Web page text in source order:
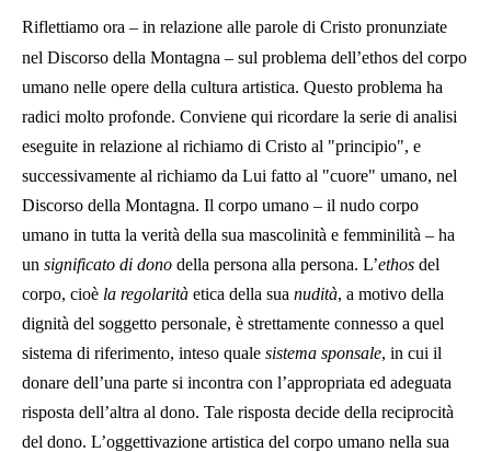
Riflettiamo ora – in relazione alle parole di Cristo pronunziate
nel Discorso della Montagna – sul problema dell’ethos del corpo
umano nelle opere della cultura artistica. Questo problema ha
radici molto profonde. Conviene qui ricordare la serie di analisi
eseguite in relazione al richiamo di Cristo al "principio", e
successivamente al richiamo da Lui fatto al "cuore" umano, nel
Discorso della Montagna. Il corpo umano – il nudo corpo
umano in tutta la verità della sua mascolinità e femminilità – ha
un significato di dono della persona alla persona. L’ethos del
corpo, cioè la regolarità etica della sua nudità, a motivo della
dignità del soggetto personale, è strettamente connesso a quel
sistema di riferimento, inteso quale sistema sponsale, in cui il
donare dell’una parte si incontra con l’appropriata ed adeguata
risposta dell’altra al dono. Tale risposta decide della reciprocità
del dono. L’oggettivazione artistica del corpo umano nella sua